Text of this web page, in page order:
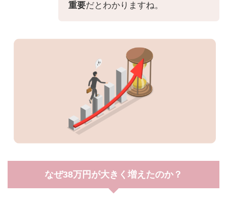
重要だとわかりますね。
なぜ38万円が大きく増えたのか？